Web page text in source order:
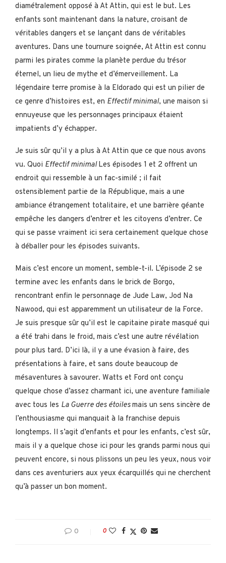
diamétralement opposé à At Attin, qui est le but. Les
enfants sont maintenant dans la nature, croisant de
véritables dangers et se lançant dans de véritables
aventures. Dans une tournure soignée, At Attin est connu
parmi les pirates comme la planète perdue du trésor
éternel, un lieu de mythe et d’émerveillement. La
légendaire terre promise à la Eldorado qui est un pilier de
ce genre d’histoires est, en Effectif minimal, une maison si
ennuyeuse que les personnages principaux étaient
impatients d’y échapper.
Je suis sûr qu’il y a plus à At Attin que ce que nous avons
vu. Quoi Effectif minimalLes épisodes 1 et 2 offrent un
endroit qui ressemble à un fac-similé ; il fait
ostensiblement partie de la République, mais a une
ambiance étrangement totalitaire, et une barrière géante
empêche les dangers d’entrer et les citoyens d’entrer. Ce
qui se passe vraiment ici sera certainement quelque chose
à déballer pour les épisodes suivants.
Mais c’est encore un moment, semble-t-il. L’épisode 2 se
termine avec les enfants dans le brick de Borgo,
rencontrant enfin le personnage de Jude Law, Jod Na
Nawood, qui est apparemment un utilisateur de la Force.
Je suis presque sûr qu’il est le capitaine pirate masqué qui
a été trahi dans le froid, mais c’est une autre révélation
pour plus tard. D’ici là, il y a une évasion à faire, des
présentations à faire, et sans doute beaucoup de
mésaventures à savourer. Watts et Ford ont conçu
quelque chose d’assez charmant ici, une aventure familiale
avec tous les La Guerre des étoilesmais un sens sincère de
l’enthousiasme qui manquait à la franchise depuis
longtemps. Il s’agit d’enfants et pour les enfants, c’est sûr,
mais il y a quelque chose ici pour les grands parmi nous qui
peuvent encore, si nous plissons un peu les yeux, nous voir
dans ces aventuriers aux yeux écarquillés qui ne cherchent
qu’à passer un bon moment.
0 0